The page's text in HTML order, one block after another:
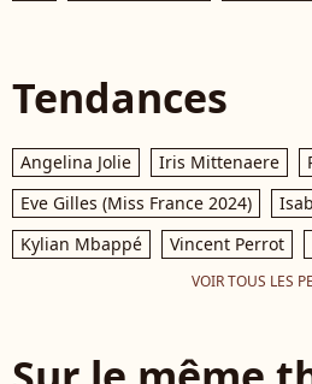
Tendances
Angelina Jolie Iris Mittenaere
Eve Gilles (Miss France 2024)
Kylian Mbappé
Vincent Perrot
VOIR TOUS LES